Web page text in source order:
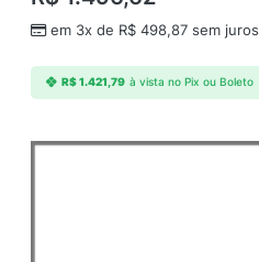
em 3x de R$ 498,87 sem juros
R$1.421,79 à vista no Pix ou Boleto